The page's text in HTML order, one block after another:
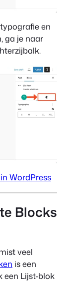
en
ga je naar
WordPress
Blocks
veel
is een
een Lijst-blok